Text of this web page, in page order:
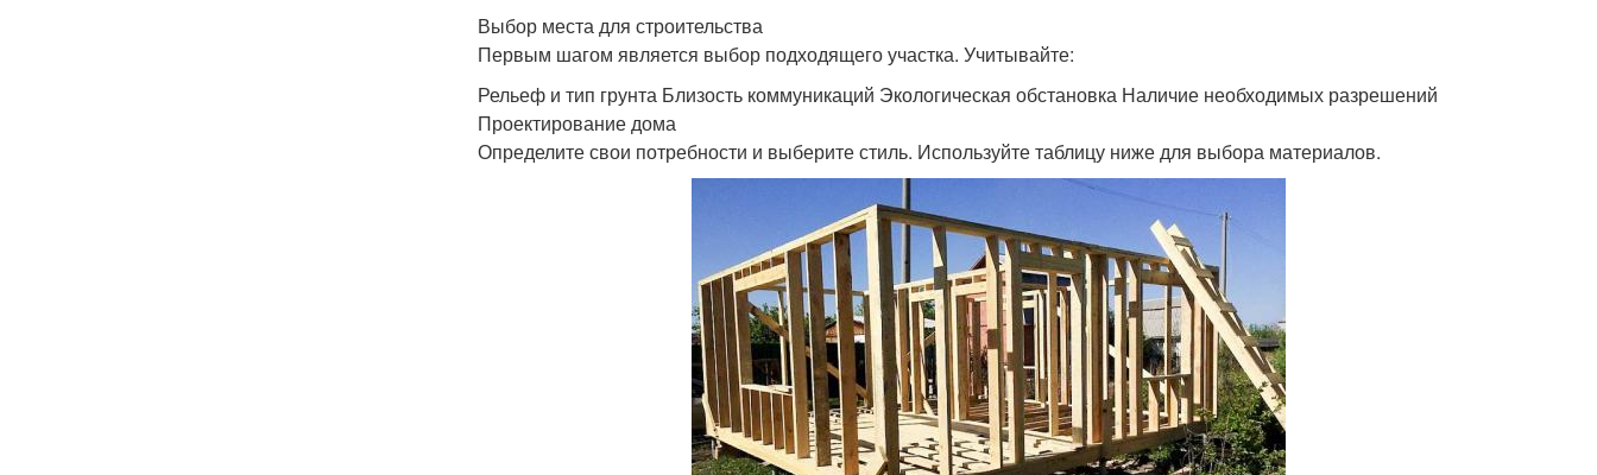
Выбор места для строительства
Первым шагом является выбор подходящего участка. Учитывайте:
Рельеф и тип грунта Близость коммуникаций Экологическая обстановка Наличие необходимых разрешений
Проектирование дома
Определите свои потребности и выберите стиль. Используйте таблицу ниже для выбора материалов.